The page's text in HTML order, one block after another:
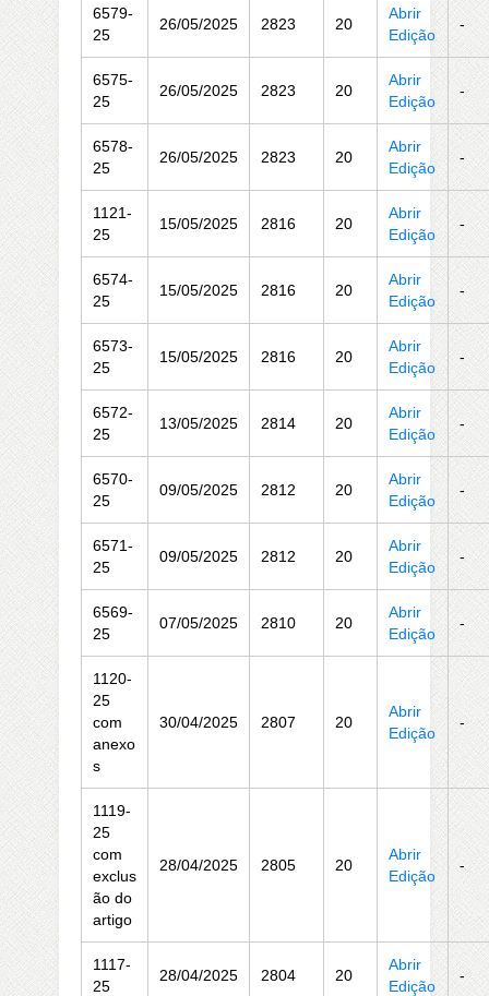
6579-
25
26/05/2025 2823 20
Abrir
Edição
-
6575-
25
26/05/2025 2823 20
Abrir
Edição
-
6578-
25
26/05/2025 2823 20
Abrir
Edição
-
1121-
25
15/05/2025 2816 20
Abrir
Edição
-
6574-
25
15/05/2025 2816 20
Abrir
Edição
-
6573-
25
15/05/2025 2816 20
Abrir
Edição
-
6572-
25
13/05/2025 2814 20
Abrir
Edição
-
6570-
25
09/05/2025 2812 20
Abrir
Edição
-
6571-
25
09/05/2025 2812 20
Abrir
Edição
-
6569-
25
07/05/2025 2810 20
Abrir
Edição
-
1120-
25
com
anexo
s
30/04/2025 2807 20
Abrir
Edição
-
1119-
25
com
exclus
ão do
artigo
28/04/2025 2805 20
Abrir
Edição
-
1117-
25
28/04/2025 2804 20
Abrir
Edição
-